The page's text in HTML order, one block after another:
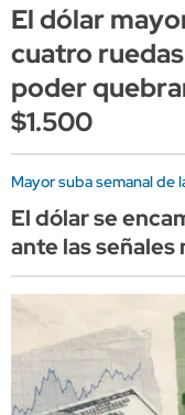
El dólar
cuatro
poder
$1.500
Mayor suba semanal de
El dólar se
ante las